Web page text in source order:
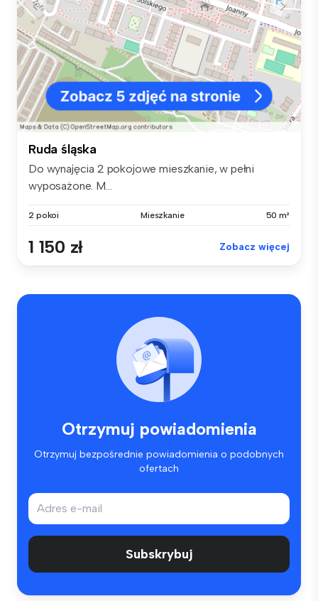
Ruda śląska
Do wynajęcia 2 pokojowe mieszkanie, w pełni
wyposażone. M...
2 pokoi Mieszkanie 50 m²
1 150 zł Zobacz więcej
Otrzymuj powiadomienia
Otrzymuj bezpośrednie powiadomienia o podobnych
ofertach
Subskrybuj